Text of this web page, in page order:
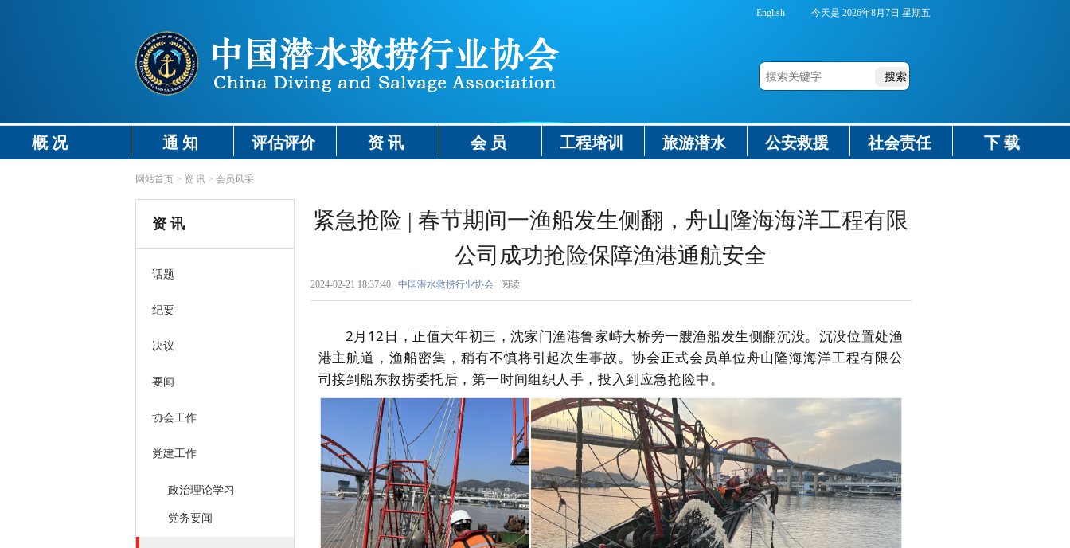
English 今天是 2026年8月7日 星期五
概 况 通 知 评估评价 资 讯 会 员 工程培训 旅游潜水 公安救援 社会责任 下 载
网站首页> 资 讯> 会员风采
资 讯
话题
纪要
决议
要闻
协会工作
党建工作
政治理论学习
党务要闻
紧急抢险 | 春节期间一渔船发生侧翻，舟山隆海海洋工程有限
公司成功抢险保障渔港通航安全
2024-02-21 18:37:40 中国潜水救捞行业协会 阅读
2月12日，正值大年初三，沈家门渔港鲁家峙大桥旁一艘渔船发生侧翻沉没。沉没位置处渔
港主航道，渔船密集，稍有不慎将引起次生事故。协会正式会员单位舟山隆海海洋工程有限公
司接到船东救捞委托后，第一时间组织人手，投入到应急抢险中。